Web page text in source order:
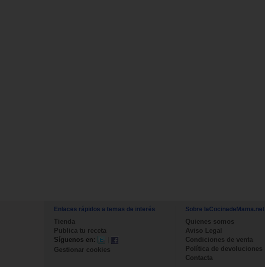
Enlaces rápidos a temas de interés
Tienda
Publica tu receta
Síguenos en:
Gestionar cookies
Sobre laCocinadeMama.net
Quienes somos
Aviso Legal
Condiciones de venta
Política de devoluciones
Contacta